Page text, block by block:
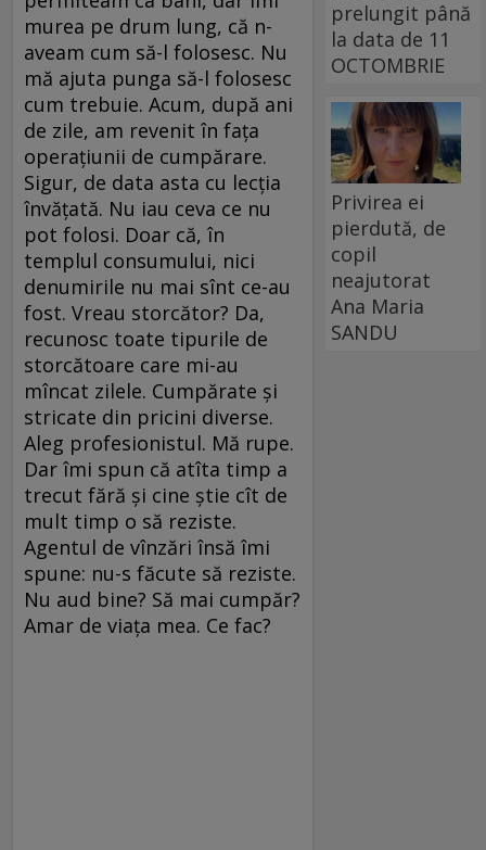
murea pe drum lung, că n-
aveam cum să-l folosesc. Nu
mă ajuta punga să-l folosesc
cum trebuie. Acum, după ani
de zile, am revenit în fața
operațiunii de cumpărare.
Sigur, de data asta cu lecția
învățată. Nu iau ceva ce nu
pot folosi. Doar că, în
templul consumului, nici
denumirile nu mai sînt ce-au
fost. Vreau storcător? Da,
recunosc toate tipurile de
storcătoare care mi-au
mîncat zilele. Cumpărate și
stricate din pricini diverse.
Aleg profe­sio­nistul. Mă rupe.
Dar îmi spun că a­tî­ta timp a
trecut fără și cine știe cît de
mult timp o să reziste.
Agentul de vînzări însă îmi
spune: nu-s făcute să reziste.
Nu aud bine? Să mai cumpăr?
Amar de viața mea. Ce fac?
prelungit până
la data de 11
OCTOMBRIE
Privirea ei
pierdută, de
copil
neajutorat
Ana Maria
SANDU